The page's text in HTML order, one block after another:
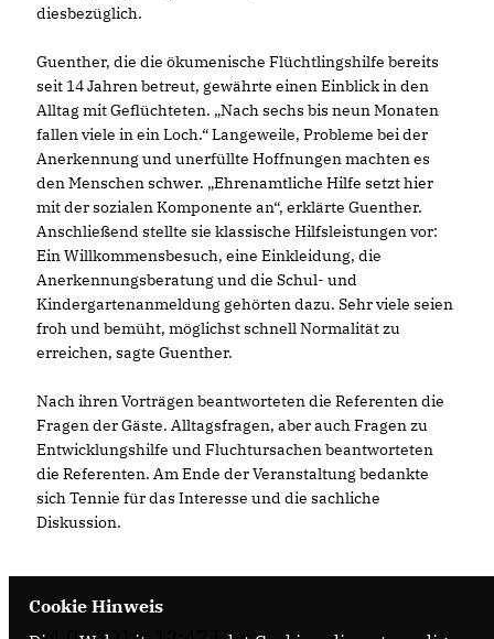
diesbezüglich.
Guenther, die die ökumenische Flüchtlingshilfe bereits
seit 14 Jahren betreut, gewährte einen Einblick in den
Alltag mit Geflüchteten. „Nach sechs bis neun Monaten
fallen viele in ein Loch.“ Langeweile, Probleme bei der
Anerkennung und unerfüllte Hoffnungen machten es
den Menschen schwer. „Ehrenamtliche Hilfe setzt hier
mit der sozialen Komponente an“, erklärte Guenther.
Anschließend stellte sie klassische Hilfsleistungen vor:
Ein Willkommensbesuch, eine Einkleidung, die
Anerkennungsberatung und die Schul- und
Kindergartenanmeldung gehörten dazu. Sehr viele seien
froh und bemüht, möglichst schnell Normalität zu
erreichen, sagte Guenther.
Nach ihren Vorträgen beantworteten die Referenten die
Fragen der Gäste. Alltagsfragen, aber auch Fragen zu
Entwicklungshilfe und Fluchtursachen beantworteten
die Referenten. Am Ende der Veranstaltung bedankte
sich Tennie für das Interesse und die sachliche
Diskussion.
Cookie Hinweis